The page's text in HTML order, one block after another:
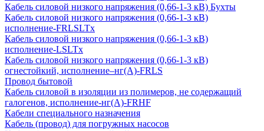
Кабель силовой низкого напряжения (0,66-1-3 кВ) Бухты
Кабель силовой низкого напряжения (0,66-1-3 кВ)
исполнение-FRLSLTx
Кабель силовой низкого напряжения (0,66-1-3 кВ)
исполнение-LSLTx
Кабель силовой низкого напряжения (0,66-1-3 кВ)
огнестойкий, исполнение–нг(А)-FRLS
Провод бытовой
Кабель силовой в изоляции из полимеров, не содержащий
галогенов, исполнение-нг(А)-FRHF
Кабели специального назначения
Кабель (провод) для погружных насосов